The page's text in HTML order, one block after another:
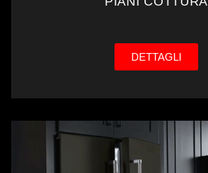
DETTAGLI